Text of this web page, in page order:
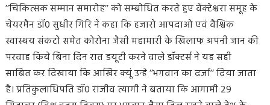
’’चिकित्सक सम्मान समारोह’’ को सम्बोधित करते हुए वेंक्टेश्वरा समूह के
चेयरमैन डॉ0 सुधीर गिरि ने कहा कि हजारो आपदाओ एवं वैश्विक
स्वास्थय संकटो समेत कोरोना जैसी महामारी के खिलाफ अपनी जान की
परवाह किये बिना दिन रात डयूटी करने वाले डॉक्टर्स ने यह सही
साबित कर दिखाया कि आखिर क्यूं उन्हे ’’भगवान का दर्जा’’ दिया जाता
है। प्रतिकुलाधिपति डॉ0 राजीव त्यागी ने बताया कि आगामी 29